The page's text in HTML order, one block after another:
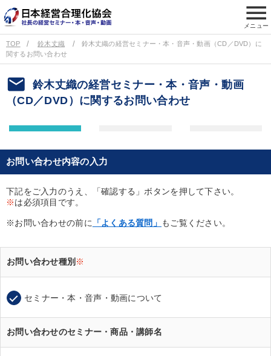
menu
メニュー
TOP 鈴木丈織
鈴木丈織の経営セミナー・本・音声・動画（CD／DVD）に
関するお問い合わせ
email
鈴木丈織の経営セミナー・本・音声・動画
（CD／DVD）に関するお問い合わせ
お問い合わせ内容の入力
下記をご入力のうえ、「確認する」ボタンを押して下さい。
※は必須項目です。
※お問い合わせの前に 「よくある質問」 もご覧ください。
お問い合わせ種別 ※
セミナー・本・音声・動画について
お問い合わせのセミナー・商品・講師名